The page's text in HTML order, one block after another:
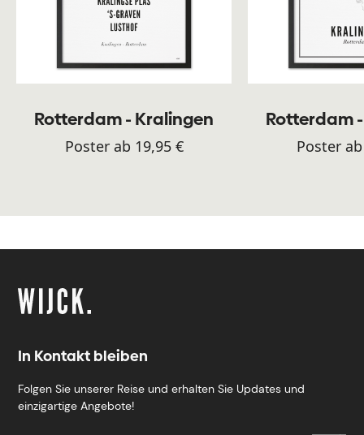
Rotterdam - Kralingen
Poster ab 19,95 €
Rotterdam
Poster
In Kontakt bleiben
Folgen Sie unserer Reise und erhalten Sie Updates und
einzigartige Angebote!